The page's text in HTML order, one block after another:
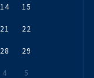
14 15
21 22
28 29
4 5